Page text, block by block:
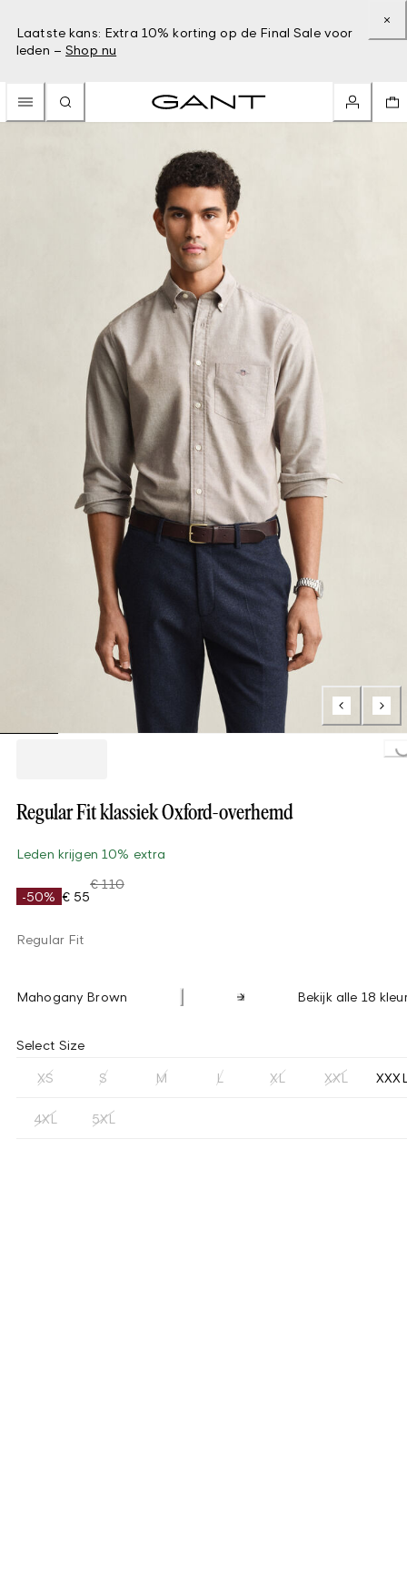
Laatste kans: Extra 10% korting op de Final Sale voor
leden – Shop nu
Loading...
Regular Fit klassiek Oxford-overhemd
Leden krijgen 10% extra
-50% € 55
€ 110
Regular Fit
Mahogany Brown Bekijk alle 18
Select Size
XS S M L XL XXL
4XL 5XL